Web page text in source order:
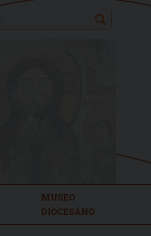
Search
MUSEO
DIOCESANO